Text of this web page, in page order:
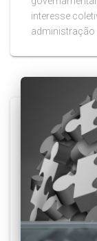
interesse
administração